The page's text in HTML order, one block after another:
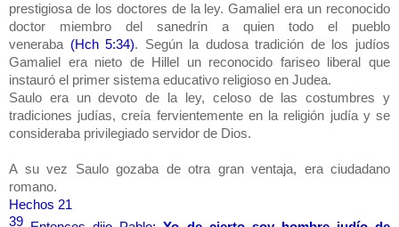
prestigiosa de los doctores de la ley. Gamaliel era un reconocido
doctor miembro del sanedrín a quien todo el pueblo
veneraba (Hch 5:34). Según la dudosa tradición de los judíos
Gamaliel era nieto de Hillel un reconocido fariseo liberal que
instauró el primer sistema educativo religioso en Judea.
Saulo era un devoto de la ley, celoso de las costumbres y
tradiciones judías, creía fervientemente en la religión judía y se
consideraba privilegiado servidor de Dios.
A su vez Saulo gozaba de otra gran ventaja, era ciudadano
romano.
Hechos 21
39